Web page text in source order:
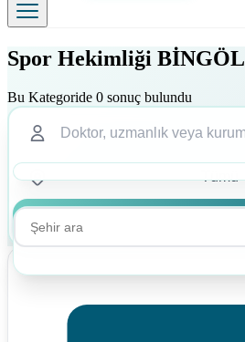
Spor Hekimliği BİNGÖL
Bu Kategoride 0 sonuç bulundu